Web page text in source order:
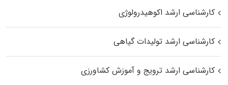
کارشناسی ارشد اکوهیدرولوژی
کارشناسی ارشد تولیدات گیاهی
کارشناسی ارشد ترویج و آموزش کشاورزی